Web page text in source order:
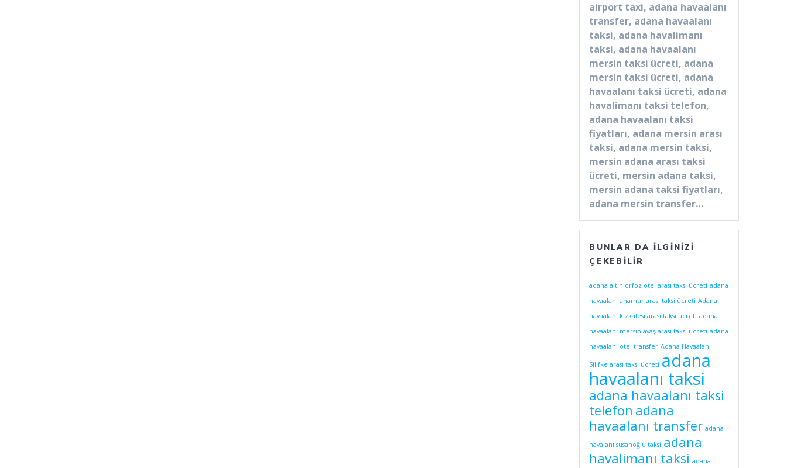
airport taxi, adana havaalanı
transfer, adana havaalanı
taksi, adana havalimanı
taksi, adana havaalanı
mersin taksi ücreti, adana
mersin taksi ücreti, adana
havaalanı taksi ücreti, adana
havalimanı taksi telefon,
adana havaalanı taksi
fiyatları, adana mersin arası
taksi, adana mersin taksi,
mersin adana arası taksi
ücreti, mersin adana taksi,
mersin adana taksi fiyatları,
adana mersin transfer…
BUNLAR DA İLGINIZI
ÇEKEBILIR
adana altın orfoz otel arası taksi ücreti adana
havaalanı anamur arası taksi ücreti Adana
havaalanı kızkalesi arası taksi ücreti adana
havaalanı mersin ayaş arası taksi ücreti adana
havaalanı otel transfer Adana Havaalanı
Silifke arası taksi ücreti adana
havaalanı taksi
adana havaalanı taksi
telefon adana
havaalanı transfer adana
havalanı susanoğlu taksi adana
havalimanı taksi adana